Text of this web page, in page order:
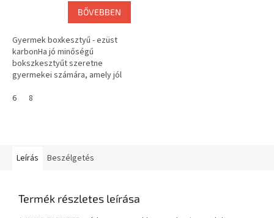
BŐVEBBEN
Gyermek boxkesztyű - ezüst
karbonHa jó minőségű
bokszkesztyűt szeretne
gyermekei számára, amely jól
megfogja, akkor a király Fighter
6 8
Leírás Beszélgetés
Termék részletes leírása